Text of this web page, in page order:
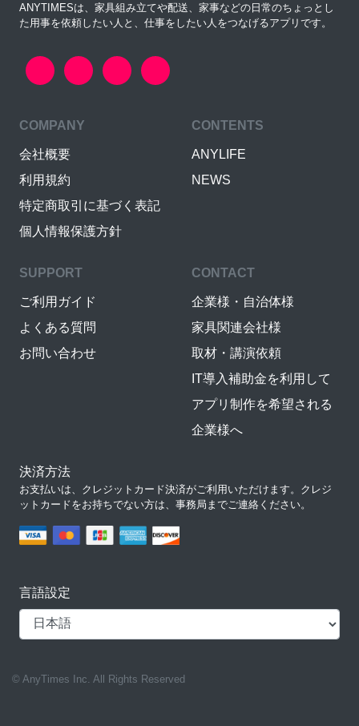
ANYTIMESは、家具組み立てや配送、家事などの日常のちょっとし
た用事を依頼したい人と、仕事をしたい人をつなげるアプリです。
COMPANY
会社概要
利用規約
特定商取引に基づく表記
個人情報保護方針
CONTENTS
ANYLIFE
NEWS
SUPPORT
ご利用ガイド
よくある質問
お問い合わせ
CONTACT
企業様・自治体様
家具関連会社様
取材・講演依頼
IT導入補助金を利用して
アプリ制作を希望される
企業様へ
決済方法
お支払いは、クレジットカード決済がご利用いただけます。クレジ
ットカードをお持ちでない方は、事務局までご連絡ください。
言語設定
© AnyTimes Inc. All Rights Reserved